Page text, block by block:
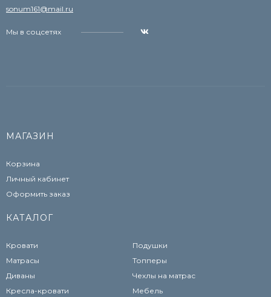
sonum161@mail.ru
Мы в соцсетях
МАГАЗИН
Корзина
Личный кабинет
Оформить заказ
КАТАЛОГ
Кровати
Матрасы
Диваны
Кресла-кровати
Подушки
Топперы
Чехлы на матрас
Мебель